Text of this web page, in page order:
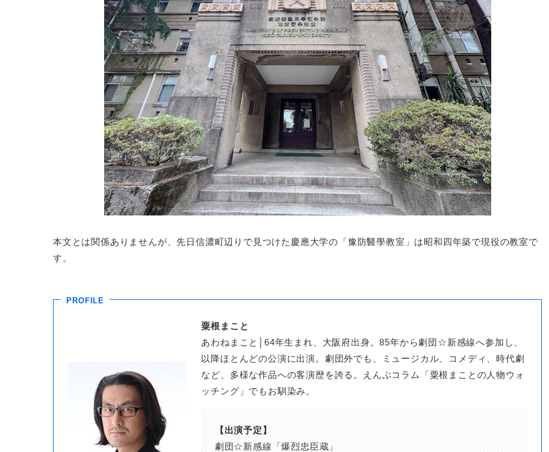
本文とは関係ありませんが、先日信濃町辺りで見つけた慶應大学の「豫防醫學教室」は昭和四年築で現役の教室で
す。
PROFILE
粟根まこと
あわねまこと│64年生まれ、大阪府出身。85年から劇団☆新感線へ参加し、
以降ほとんどの公演に出演。劇団外でも、ミュージカル、コメディ、時代劇
など、多様な作品への客演歴を誇る。えんぶコラム「粟根まことの人物ウォ
ッチング」でもお馴染み。
【出演予定】
劇団☆新感線「爆烈忠臣蔵」